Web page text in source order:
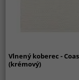
Vlnený koberec -
(krémový)